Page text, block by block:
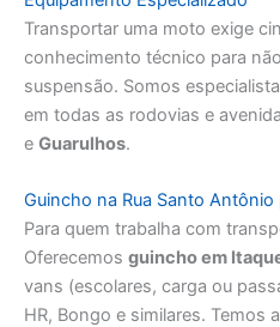
Transportar uma moto exige
conhecimento técnico para
suspensão. Somos
em todas as rodovias e
e Guarulhos.
Guincho na Rua Santo Antônio
Para quem trabalha com
Oferecemos guincho em
vans (escolares, carga ou
HR, Bongo e similares. Temos